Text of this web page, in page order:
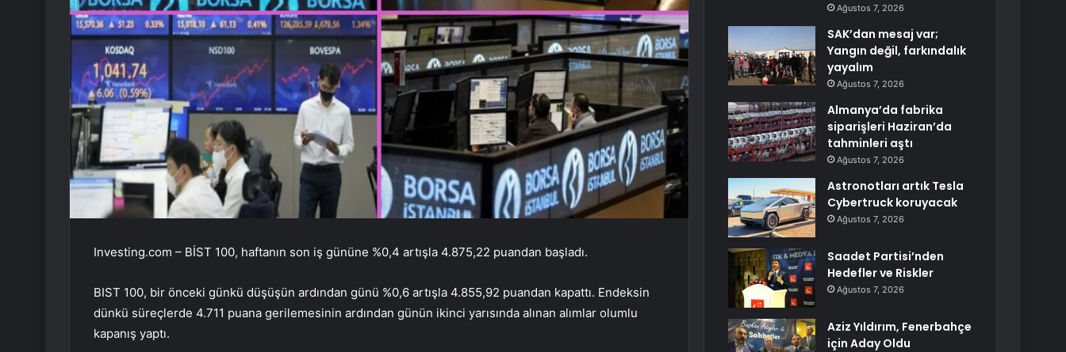
Investing.com – BİST 100, haftanın son iş gününe %0,4 artışla 4.875,22 puandan başladı.
BIST 100, bir önceki günkü düşüşün ardından günü %0,6 artışla 4.855,92 puandan kapattı. Endeksin
dünkü süreçlerde 4.711 puana gerilemesinin ardından günün ikinci yarısında alınan alımlar olumlu
kapanış yaptı.
Ağustos 7, 2026
SAK’dan mesaj var;
Yangın değil, farkındalık
yayalım
Ağustos 7, 2026
Almanya’da fabrika
siparişleri Haziran’da
tahminleri aştı
Ağustos 7, 2026
Astronotları artık Tesla
Cybertruck koruyacak
Ağustos 7, 2026
Saadet Partisi’nden
Hedefler ve Riskler
Ağustos 7, 2026
Aziz Yıldırım, Fenerbahçe
için Aday Oldu